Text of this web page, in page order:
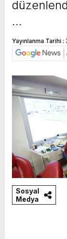
…
Yayınlanma Tarihi :
Sosyal
Medya